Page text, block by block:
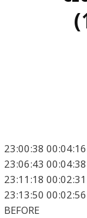
23:00:38 00:04:16
23:06:43
23:11:18
23:13:50 00:02:56
BEFORE